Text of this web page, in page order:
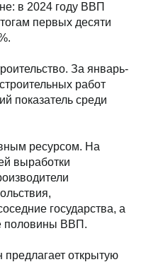
в 2024 году ВВП
первых десяти
За январь-
работ
показатель среди
ресурсом. На
выработки
государства, а
половины ВВП.
открытую